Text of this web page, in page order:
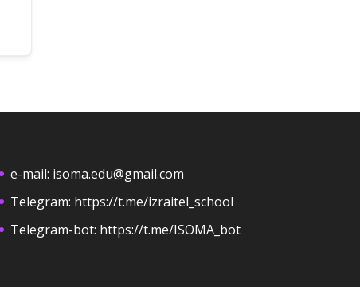
e-mail: isoma.edu@gmail.com
Telegram: https://t.me/izraitel_school
Telegram-bot: https://t.me/ISOMA_bot